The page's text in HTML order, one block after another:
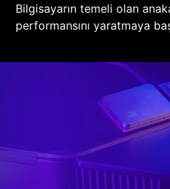
Bilgisayarın temeli olan
performansını yaratmaya